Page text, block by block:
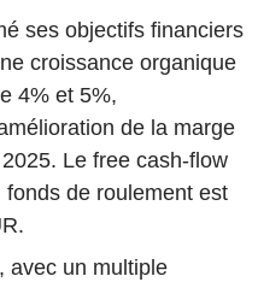
ses objectifs financiers
croissance organique
4% et 5%,
de la marge
Le free cash-flow
de roulement est
avec un multiple